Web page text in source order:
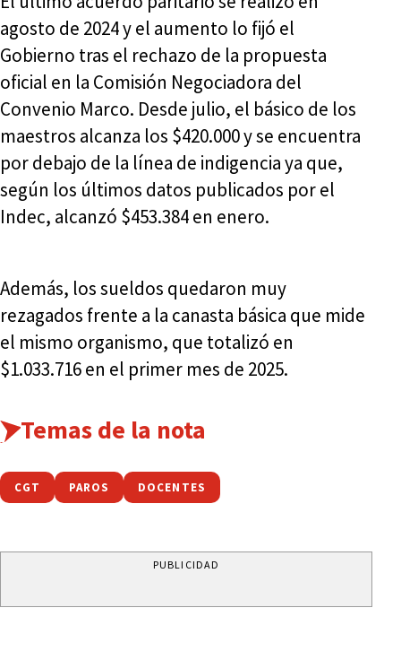
agosto de 2024 y el aumento lo fijó el
Gobierno tras el rechazo de la propuesta
oficial en la Comisión Negociadora del
Convenio Marco. Desde julio, el básico de los
maestros alcanza los $420.000 y se encuentra
por debajo de la línea de indigencia ya que,
según los últimos datos publicados por el
Indec, alcanzó $453.384 en enero.
Además, los sueldos quedaron muy
rezagados frente a la canasta básica que mide
el mismo organismo, que totalizó en
$1.033.716 en el primer mes de 2025.
Temas de la nota
CGT PAROS DOCENTES
PUBLICIDAD